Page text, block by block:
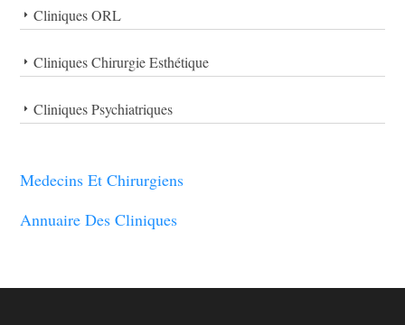
Cliniques ORL
Cliniques Chirurgie Esthétique
Cliniques Psychiatriques
Medecins Et Chirurgiens
Annuaire Des Cliniques